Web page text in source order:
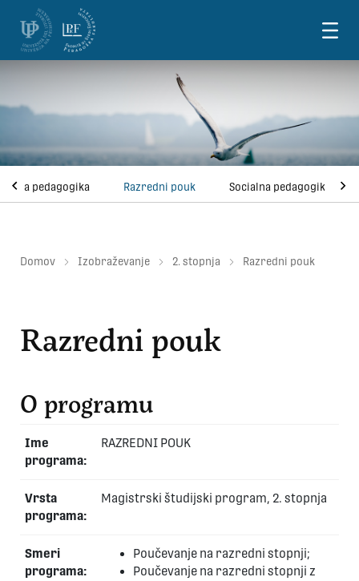
Skoči na vsebino
pedagogika Razredni pouk Socialna pedagogika
Domov Izobraževanje 2. stopnja Razredni pouk
Razredni pouk
O programu
Ime
programa:
RAZREDNI POUK
Vrsta
programa:
Magistrski študijski program, 2. stopnja
Smeri
programa:
Poučevanje na razredni stopnji;
Poučevanje na razredni stopnji z